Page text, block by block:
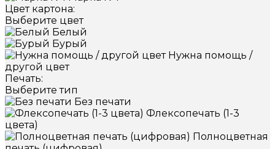
Цвет картона:
Выберите цвет
Белый
Бурый
Нужна помощь /
другой цвет
Печать:
Выберите тип
Без печати
Флексопечать (1-3
цвета)
Полноцветная